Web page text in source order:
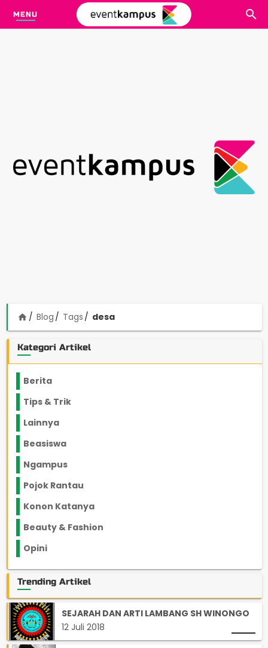
MENU
home Blog Tags desa
Kategori Artikel
Berita
Tips & Trik
Lainnya
Beasiswa
Ngampus
Pojok Rantau
Konon Katanya
Beauty & Fashion
Opini
Trending Artikel
SEJARAH DAN ARTI LAMBANG SH WINONGO
12 Juli 2018